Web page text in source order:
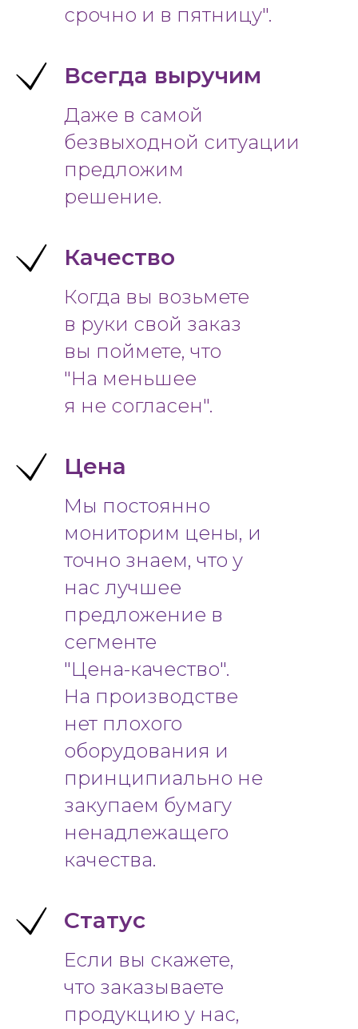
срочно и в пятницу".
Всегда выручим
Даже в самой
безвыходной ситуации
предложим
решение.
Качество
Когда вы возьмете
в руки свой заказ
вы поймете, что
"На меньшее
я не согласен".
Цена
Мы постоянно
мониторим цены, и
точно знаем, что у
нас лучшее
предложение в
сегменте
"Цена-качество".
На производстве
нет плохого
оборудования и
принципиально не
закупаем бумагу
ненадлежащего
качества.
Статус
Если вы скажете,
что заказываете
продукцию у нас,